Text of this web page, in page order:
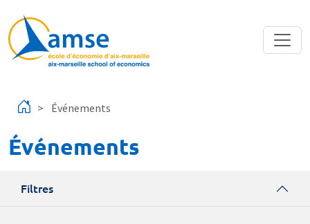
Événements
Événements
Filtres